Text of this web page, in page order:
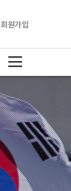
회원가입